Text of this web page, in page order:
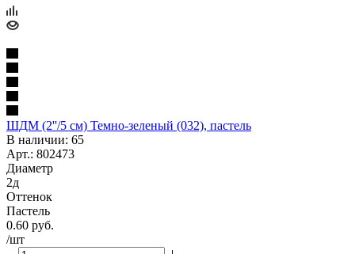
ШДМ (2''/5 см) Темно-зеленый (032), пастель
В наличии: 65
Арт.: 802473
Диаметр
2д
Оттенок
Пастель
0.60 руб.
/шт